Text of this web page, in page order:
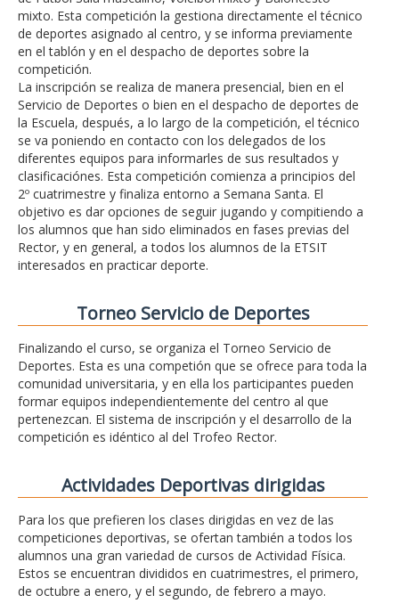
mixto. Esta competición la gestiona directamente el técnico
de deportes asignado al centro, y se informa previamente
en el tablón y en el despacho de deportes sobre la
competición.
La inscripción se realiza de manera presencial, bien en el
Servicio de Deportes o bien en el despacho de deportes de
la Escuela, después, a lo largo de la competición, el técnico
se va poniendo en contacto con los delegados de los
diferentes equipos para informarles de sus resultados y
clasificaciónes. Esta competición comienza a principios del
2º cuatrimestre y finaliza entorno a Semana Santa. El
objetivo es dar opciones de seguir jugando y compitiendo a
los alumnos que han sido eliminados en fases previas del
Rector, y en general, a todos los alumnos de la ETSIT
interesados en practicar deporte.
Torneo Servicio de Deportes
Finalizando el curso, se organiza el Torneo Servicio de
Deportes. Esta es una competión que se ofrece para toda la
comunidad universitaria, y en ella los participantes pueden
formar equipos independientemente del centro al que
pertenezcan. El sistema de inscripción y el desarrollo de la
competición es idéntico al del Trofeo Rector.
Actividades Deportivas dirigidas
Para los que prefieren los clases dirigidas en vez de las
competiciones deportivas, se ofertan también a todos los
alumnos una gran variedad de cursos de Actividad Física.
Estos se encuentran divididos en cuatrimestres, el primero,
de octubre a enero, y el segundo, de febrero a mayo.